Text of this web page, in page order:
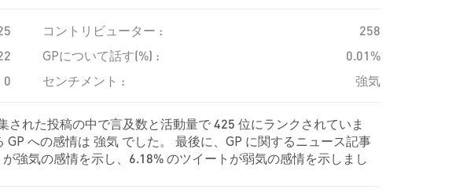
コントリビューター :
258
GPについて話す(%) :
0.01%
0 センチメント : 強気
れた投稿の中で言及数と活動量で 425 位にランクされていま
への感情は 強気 でした。 最後に、GP に関するニュース記事
強気の感情を示し、6.18% のツイートが弱気の感情を示しまし